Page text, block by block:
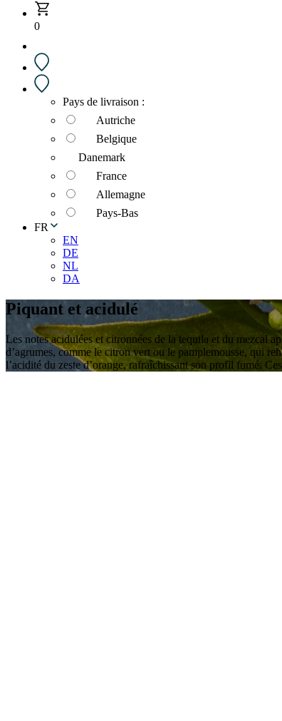
0
Pays de livraison :
Autriche
Belgique
Danemark
France
Allemagne
Pays-Bas
FR
EN
DE
NL
DA
Piquant et acidulé
Les notes acidulées et citronnées de la tequila et du mezcal
d’agrumes, comme le citron vert ou le pamplemousse, qui
l’acidité du zeste d’orange, rafraîchissant son profil fumé.